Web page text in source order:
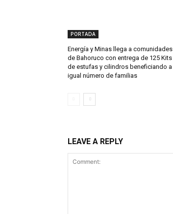
PORTADA
Energía y Minas llega a comunidades
de Bahoruco con entrega de 125 Kits
de estufas y cilindros beneficiando a
igual número de familias
LEAVE A REPLY